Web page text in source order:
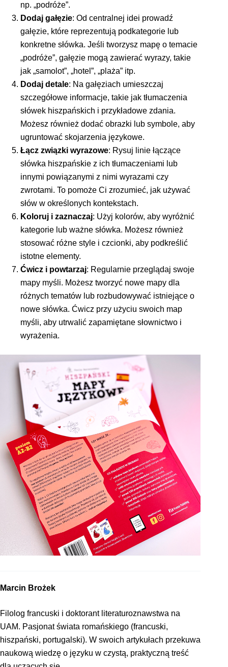
np. „podróże”.
Dodaj gałęzie: Od centralnej idei prowadź
gałęzie, które reprezentują podkategorie lub
konkretne słówka. Jeśli tworzysz mapę o temacie
„podróże”, gałęzie mogą zawierać wyrazy, takie
jak „samolot”, „hotel”, „plaża” itp.
Dodaj detale: Na gałęziach umieszczaj
szczegółowe informacje, takie jak tłumaczenia
słówek hiszpańskich i przykładowe zdania.
Możesz również dodać obrazki lub symbole, aby
ugruntować skojarzenia językowe.
Łącz związki wyrazowe: Rysuj linie łączące
słówka hiszpańskie z ich tłumaczeniami lub
innymi powiązanymi z nimi wyrazami czy
zwrotami. To pomoże Ci zrozumieć, jak używać
słów w określonych kontekstach.
Koloruj i zaznaczaj: Użyj kolorów, aby wyróżnić
kategorie lub ważne słówka. Możesz również
stosować różne style i czcionki, aby podkreślić
istotne elementy.
Ćwicz i powtarzaj: Regularnie przeglądaj swoje
mapy myśli. Możesz tworzyć nowe mapy dla
różnych tematów lub rozbudowywać istniejące o
nowe słówka. Ćwicz przy użyciu swoich map
myśli, aby utrwalić zapamiętane słownictwo i
wyrażenia.
Marcin Brożek
Filolog francuski i doktorant literaturoznawstwa na
UAM. Pasjonat świata romańskiego (francuski,
hiszpański, portugalski). W swoich artykułach przekuwa
naukową wiedzę o języku w czystą, praktyczną treść